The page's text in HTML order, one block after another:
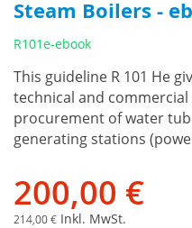
Steam Boilers -
R101e-ebook
This guideline R 101 He
technical and
procurement of water
generating stations
200,00 €
214,00 € Inkl. MwSt.